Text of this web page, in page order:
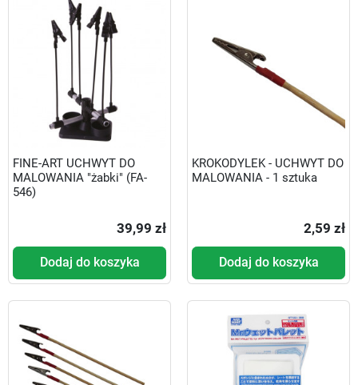
FINE-ART UCHWYT DO
MALOWANIA "żabki" (FA-
546)
39,99 zł
Dodaj do koszyka
KROKODYLEK - UCHWYT DO
MALOWANIA - 1 sztuka
2,59 zł
Dodaj do koszyka